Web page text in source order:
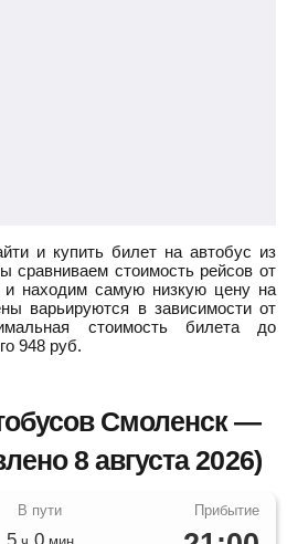
и купить билет на автобус из
сравниваем стоимость рейсов от
и находим самую низкую цену на
варьируются в зависимости от
стоимость билета до
948 руб.
Смоленск —
8 августа 2026)